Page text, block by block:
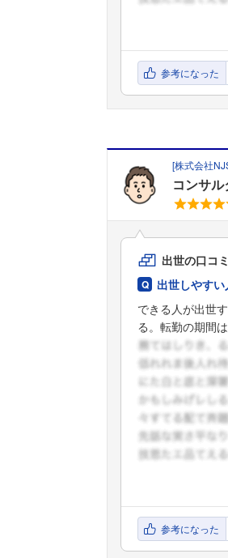
参考になった
[株式会社
コンサル
出世の口コミ
出世しやす
できる人が出世
る。転勤の期間
参考になった